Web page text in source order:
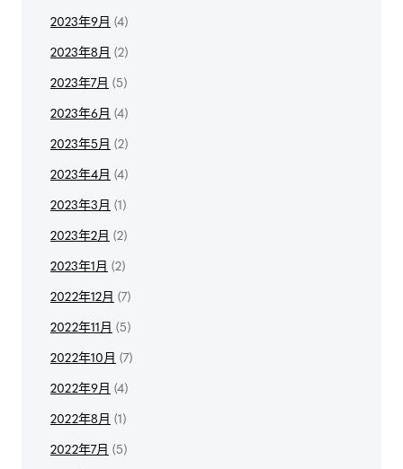
2023年9月 (4)
2023年8月 (2)
2023年7月 (5)
2023年6月 (4)
2023年5月 (2)
2023年4月 (4)
2023年3月 (1)
2023年2月 (2)
2023年1月 (2)
2022年12月 (7)
2022年11月 (5)
2022年10月 (7)
2022年9月 (4)
2022年8月 (1)
2022年7月 (5)